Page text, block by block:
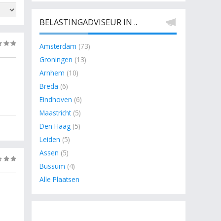
BELASTINGADVISEUR IN ..
Amsterdam (73)
Groningen (13)
Arnhem (10)
Breda (6)
Eindhoven (6)
Maastricht(5)
Den Haag (5)
Leiden (5)
Assen (5)
Bussum (4)
Alle Plaatsen